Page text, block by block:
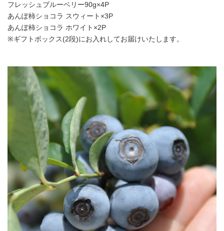
フレッシュブルーベリー90g×4P
あんぽ柿ショコラ スウィート×3P
あんぽ柿ショコラ ホワイト×2P
※ギフトボックス(2段)にお入れしてお届けいたします。